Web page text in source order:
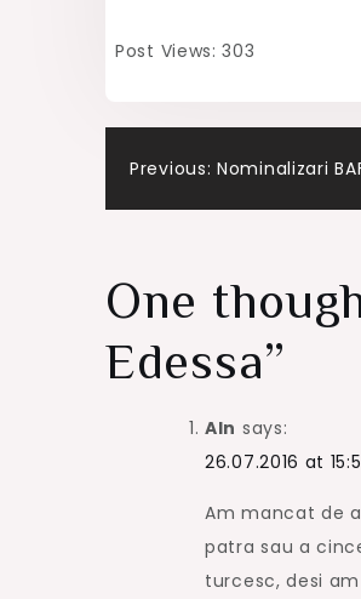
Post Views: 303
Post
Previous: Nominalizari
One
Edessa”
Aln says:
26.07.2016 at
Am mancat de
patra sau a
turcesc, desi